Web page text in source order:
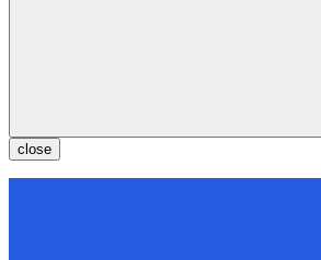
close